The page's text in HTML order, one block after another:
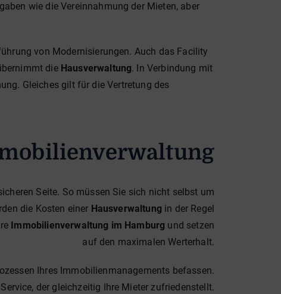
wie die Vereinnahmung der Mieten, aber
von Modernisierungen. Auch das Facility
die Hausverwaltung. In Verbindung mit
Gleiches gilt für die Vertretung des
Seite. So müssen Sie sich nicht selbst um
die Kosten einer Hausverwaltung in der Regel
Immobilienverwaltung im Hamburg und setzen
auf den maximalen Werterhalt.
Ihres Immobilienmanagements befassen.
der gleichzeitig Ihre Mieter zufriedenstellt.